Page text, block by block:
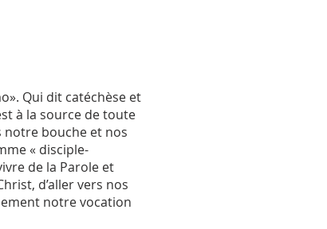
Qui dit catéchèse et
à la source de toute
notre bouche et nos
« disciple-
de la Parole et
d’aller vers nos
notre vocation